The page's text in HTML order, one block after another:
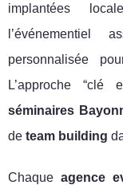
implantées
personnalisée
L’approche
séminaires
de team building
Chaqueagence